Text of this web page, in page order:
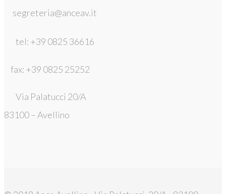
segreteria@anceav.it
tel: +39 0825 36616
fax: +39 0825 25252
Via Palatucci 20/A
83100 – Avellino